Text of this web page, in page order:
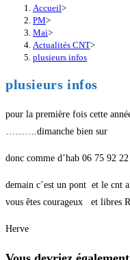
Accueil>
PM>
Mai>
Actualités CNT>
plusieurs infos
plusieurs infos
pour la première fois cette
……….dimanche bien sur
donc comme d’hab 06 75 92
demain c’est un pont et le cnt
vous êtes courageux et libres
Herve